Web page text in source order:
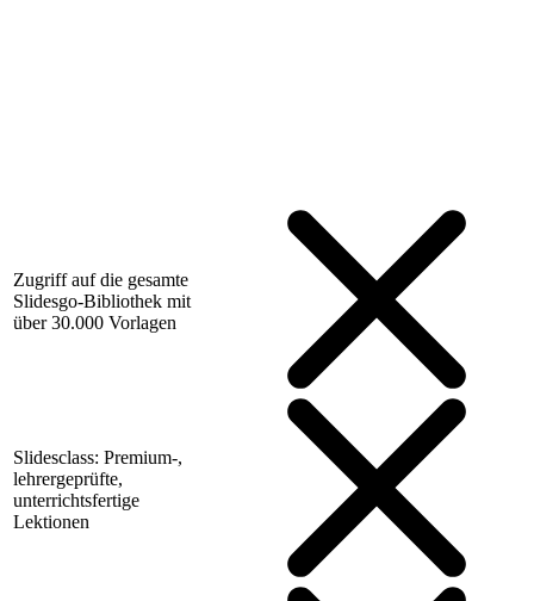
Zugriff auf die gesamte
Slidesgo-Bibliothek mit
über 30.000 Vorlagen
Slidesclass: Premium-,
lehrergeprüfte,
unterrichtsfertige
Lektionen